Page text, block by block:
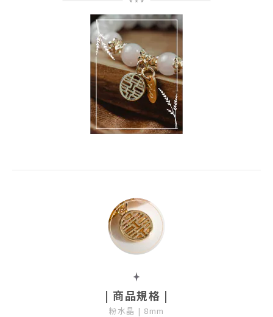
| 商品規格 |
粉水晶 | 8mm